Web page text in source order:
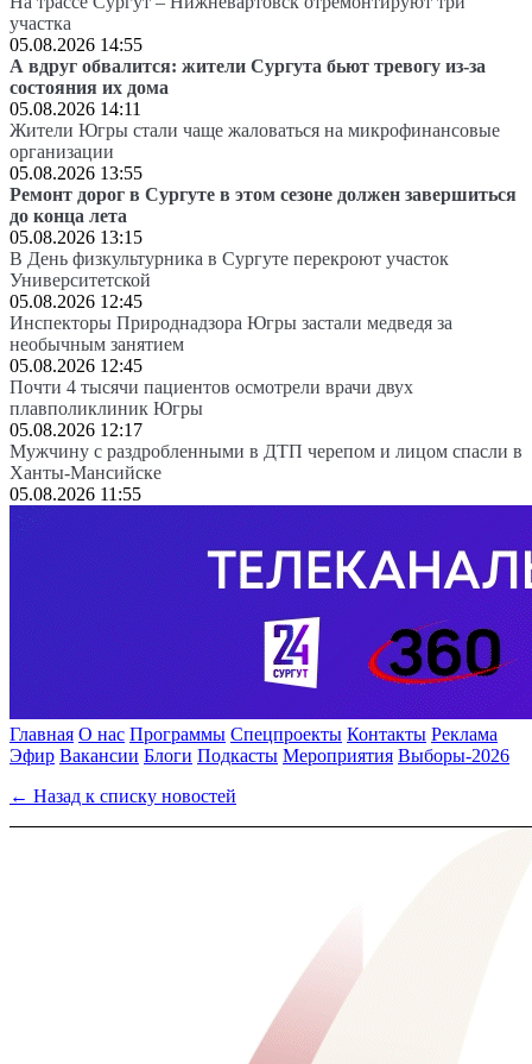
участка
05.08.2026 14:55
А вдруг обвалится: жители Сургута бьют тревогу из-за
состояния их дома
05.08.2026 14:11
Жители Югры стали чаще жаловаться на микрофинансовые
организации
05.08.2026 13:55
Ремонт дорог в Сургуте в этом сезоне должен завершиться
до конца лета
05.08.2026 13:15
В День физкультурника в Сургуте перекроют участок
Университетской
05.08.2026 12:45
Инспекторы Природнадзора Югры застали медведя за
необычным занятием
05.08.2026 12:45
Почти 4 тысячи пациентов осмотрели врачи двух
плавполиклиник Югры
05.08.2026 12:17
Мужчину с раздробленными в ДТП черепом и лицом спасли в
Ханты-Мансийске
05.08.2026 11:55
Главная О нас Программы Спецпроекты Контакты Реклама
Эфир Вакансии Блоги Подкасты Мероприятия Выборы-2026
← Назад к списку новостей